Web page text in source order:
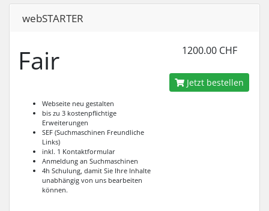
webSTARTER
Fair
Webseite neu gestalten
bis zu 3 kostenpflichtige
Erweiterungen
SEF (Suchmaschinen Freundliche
Links)
inkl. 1 Kontaktformular
Anmeldung an Suchmaschinen
4h Schulung, damit Sie Ihre Inhalte
unabhängig von uns bearbeiten
können.
1200.00 CHF
Jetzt bestellen